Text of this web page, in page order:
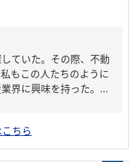
ていた。その際、不動
もこの人たちのように
界に興味を持った。...
ちら